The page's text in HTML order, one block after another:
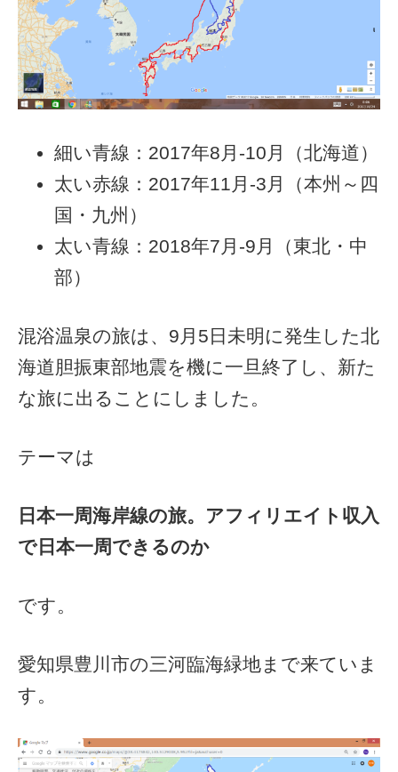
細い青線：2017年8月-10月（北海道）
太い赤線：2017年11月-3月（本州～四
国・九州）
太い青線：2018年7月-9月（東北・中
部）
混浴温泉の旅は、9月5日未明に発生した北
海道胆振東部地震を機に一旦終了し、新た
な旅に出ることにしました。
テーマは
日本一周海岸線の旅。アフィリエイト収入
で日本一周できるのか
です。
愛知県豊川市の三河臨海緑地まで来ていま
す。